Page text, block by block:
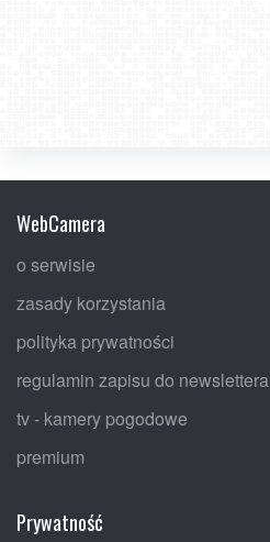
WebCamera
o serwisie
zasady korzystania
polityka prywatności
regulamin zapisu do newslettera
tv - kamery pogodowe
premium
Prywatność